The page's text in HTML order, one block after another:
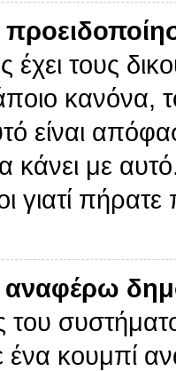
έχει τους
κανόνα,
είναι
κάνει με
γιατί
του
ένα κουμπί